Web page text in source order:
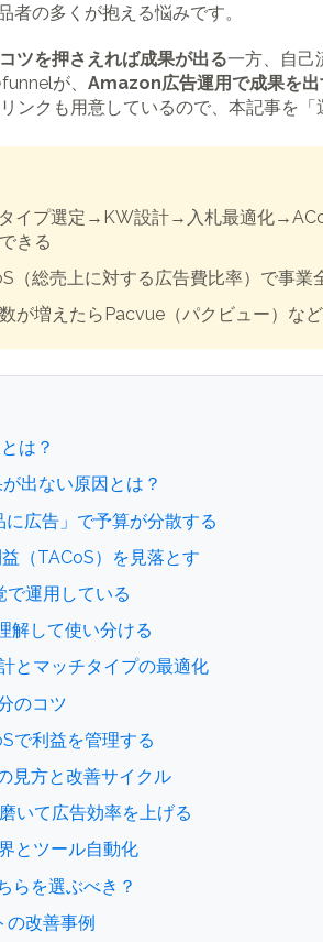
の多くが抱える悩みです。
ツを押さえれば成果が出る一方、自己
が、 Amazon広告運用で成果を出
ンクも用意しているので、本記事を「
イプ選定→KW設計→入札最適化
きる
（総売上に対する広告費比率）で事
が増えたらPacvue（パクビュー）な
は？
出ない原因とは？
広告」で予算が分散する
（TACoS）を見落とす
で運用している
解して使い分ける
とマッチタイプの最適化
のコツ
で利益を管理する
見方と改善サイクル
いて広告効率を上げる
とツール自動化
らを選ぶべき？
の改善事例